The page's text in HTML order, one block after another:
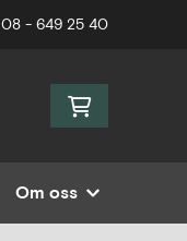
08 - 649 25 40
Om oss